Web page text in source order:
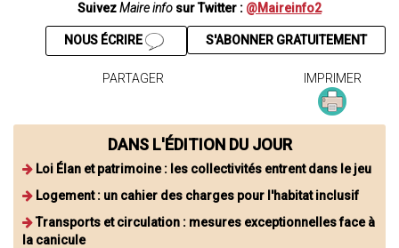
SuivezMaire info sur Twitter : @Maireinfo2
S'ABONNER GRATUITEMENT
NOUS ÉCRIRE
PARTAGER IMPRIMER
DANS L'ÉDITION DU JOUR
Loi Élan et patrimoine : les collectivités entrent dans le jeu
Logement : un cahier des charges pour l'habitat inclusif
Transports et circulation : mesures exceptionnelles face à
la canicule